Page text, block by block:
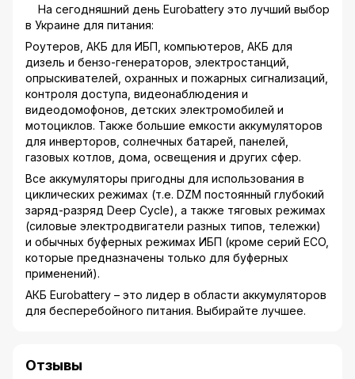
На сегодняшний день Eurobattery это лучший выбор
в Украине для питания:
Роутеров, АКБ для ИБП, компьютеров, АКБ для
дизель и бензо-генераторов, электростанций,
опрыскивателей, охранных и пожарных сигнализаций,
контроля доступа, видеонаблюдения и
видеодомофонов, детских электромобилей и
мотоциклов. Также большие емкости аккумуляторов
для инверторов, солнечных батарей, панелей,
газовых котлов, дома, освещения и других сфер.
Все аккумуляторы пригодны для использования в
циклических режимах (т.е. DZM постоянный глубокий
заряд-разряд Deep Cycle), а также тяговых режимах
(силовые электродвигатели разных типов, тележки)
и обычных буферных режимах ИБП (кроме серий ECO,
которые предназначены только для буферных
применений).
АКБ Eurobattery – это лидер в области аккумуляторов
для бесперебойного питания. Выбирайте лучшее.
Отзывы